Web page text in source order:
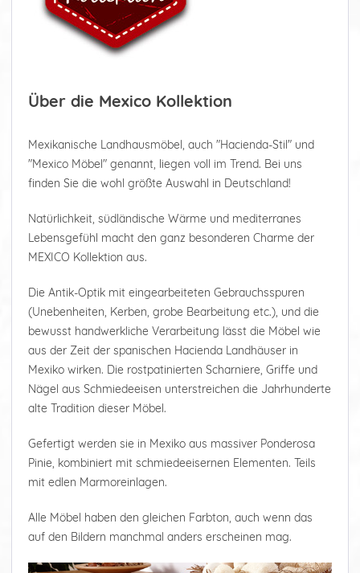
Über die Mexico Kollektion
Mexikanische Landhausmöbel, auch "Hacienda-Stil" und
"Mexico Möbel" genannt, liegen voll im Trend. Bei uns
finden Sie die wohl größte Auswahl in Deutschland!
Natürlichkeit, südländische Wärme und mediterranes
Lebensgefühl macht den ganz besonderen Charme der
MEXICO Kollektion aus.
Die Antik-Optik mit eingearbeiteten Gebrauchsspuren
(Unebenheiten, Kerben, grobe Bearbeitung etc.), und die
bewusst handwerkliche Verarbeitung lässt die Möbel wie
aus der Zeit der spanischen Hacienda Landhäuser in
Mexiko wirken. Die rostpatinierten Scharniere, Griffe und
Nägel aus Schmiedeeisen unterstreichen die Jahrhunderte
alte Tradition dieser Möbel.
Gefertigt werden sie in Mexiko aus massiver Ponderosa
Pinie, kombiniert mit schmiedeeisernen Elementen. Teils
mit edlen Marmoreinlagen.
Alle Möbel haben den gleichen Farbton, auch wenn das
auf den Bildern manchmal anders erscheinen mag.